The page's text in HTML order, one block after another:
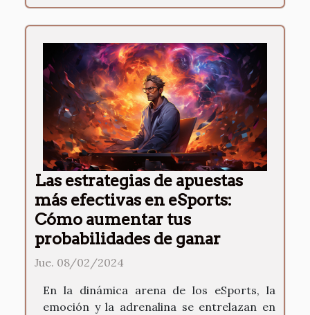
Las estrategias de apuestas
más efectivas en eSports:
Cómo aumentar tus
probabilidades de ganar
Jue. 08/02/2024
En la dinámica arena de los eSports, la
emoción y la adrenalina se entrelazan en